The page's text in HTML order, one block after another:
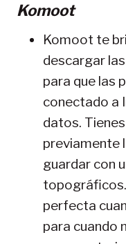
Komoot
Komoot te
descargar
para que las
conectado a
datos.
previamente
guardar con
perfecta
para cuando